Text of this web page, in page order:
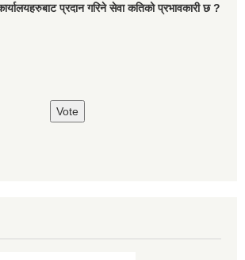
प्रदान गरिने सेवा कतिको प्रभावकारी छ ?